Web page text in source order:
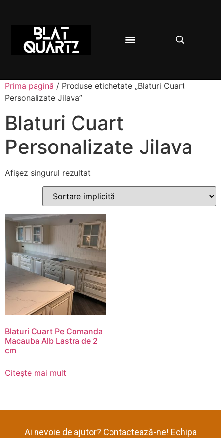
Prima pagină / Produse etichetate „Blaturi Cuart
Personalizate Jilava”
Blaturi Cuart
Personalizate Jilava
Afișez singurul rezultat
Blaturi Cuart Pe Comanda
Macauba Alb Lastra de 2
cm
Citește mai mult
Ai nevoie de ajutor? Contactează-ne! Echipa